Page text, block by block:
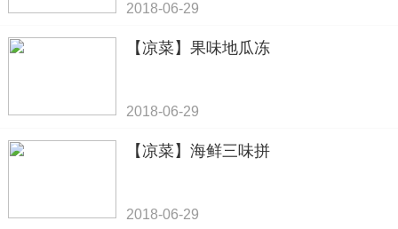
2018-06-29
【凉菜】果味地瓜冻
2018-06-29
【凉菜】海鲜三味拼
2018-06-29